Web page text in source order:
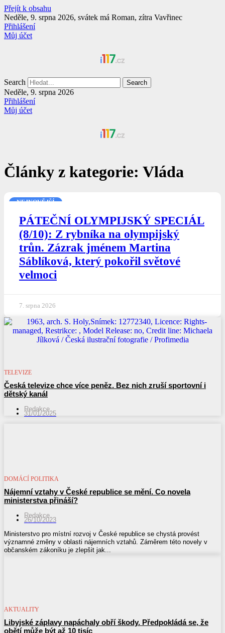
Přejít k obsahu
Neděle, 9. srpna 2026, svátek má Roman, zítra Vavřinec
Přihlášení
Můj účet
Search Search
Neděle, 9. srpna 2026
Přihlášení
Můj účet
Články z kategorie: Vláda
NEJNOVĚJŠÍ
PÁTEČNÍ OLYMPIJSKÝ SPECIÁL
(8/10): Z rybníka na olympijský
trůn. Zázrak jménem Martina
Sáblíková, který pokořil světové
velmoci
7. srpna 2026
TELEVIZE
Česká televize chce více peněz. Bez nich zruší sportovní i
dětský kanál
Redakce
31/01/2025
DOMÁCÍ POLITIKA
Nájemní vztahy v České republice se mění. Co novela
ministerstva přináší?
Redakce
26/10/2023
Ministerstvo pro místní rozvoj v České republice se chystá provést
významné změny v oblasti nájemních vztahů. Záměrem této novely v
občanském zákoníku je zlepšit jak...
AKTUALITY
Libyjské záplavy napáchaly obří škody. Předpokládá se, že
obětí může být až 10 tisíc